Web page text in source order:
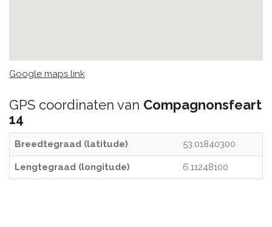
Google maps link
GPS coordinaten van Compagnonsfeart
14
Breedtegraad (latitude) 53.01840300
Lengtegraad (longitude) 6.11248100